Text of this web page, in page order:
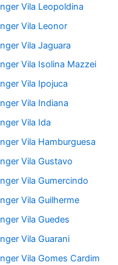
Vila Leopoldina
Vila Leonor
Vila Jaguara
Vila Isolina Mazzei
Vila Ipojuca
Vila Indiana
Vila Ida
Vila Hamburguesa
Vila Gustavo
Vila Gumercindo
Vila Guilherme
Vila Guedes
Vila Guarani
Vila Gomes Cardim